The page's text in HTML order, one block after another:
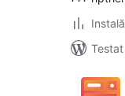
Testat